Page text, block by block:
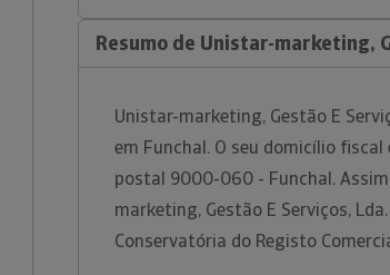
Resumo de Unistar-marketing,
Unistar-marketing, Gestão E
em Funchal. O seu domicílio
postal 9000-060 - Funchal.
marketing, Gestão E Serviços,
Conservatória do Registo